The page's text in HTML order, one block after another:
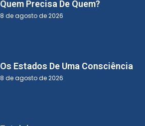
Quem Precisa De Quem?
8 de agosto de 2026
Os Estados De Uma Consciência
8 de agosto de 2026